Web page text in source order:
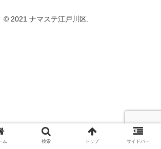
© 2021 ナマステ江戸川区.
ム 検索 トップ サイドバー